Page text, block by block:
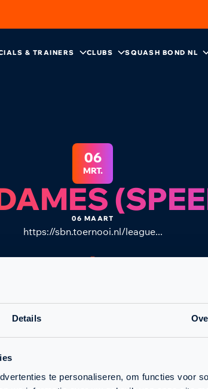
Details
te personaliseren, om functies voor
& TRAINERS CLUBS SQUASH BOND NL
06
MRT.
06 MAART
https://sbn.toernooi.nl/league...